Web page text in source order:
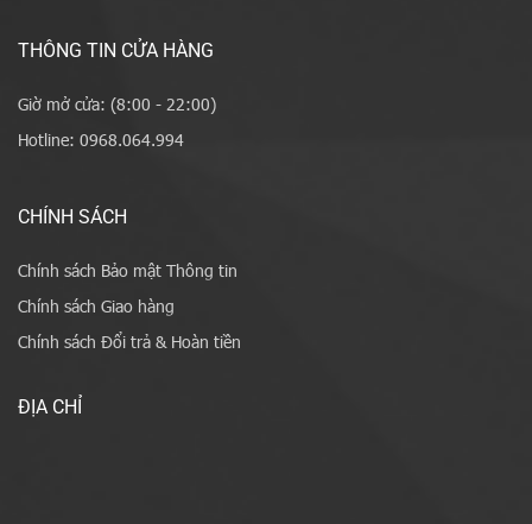
THÔNG TIN CỬA HÀNG
Giờ mở cửa: (8:00 - 22:00)
Hotline: 0968.064.994
CHÍNH SÁCH
Chính sách Bảo mật Thông tin
Chính sách Giao hàng
Chính sách Đổi trả & Hoàn tiền
ĐỊA CHỈ